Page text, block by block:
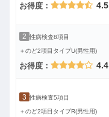
お得度： 4.5
2 性病検査8項目
＋のど2項目タイプU(男性用)
お得度： 4.4
3 性病検査5項目
＋のど2項目タイプR(男性用)